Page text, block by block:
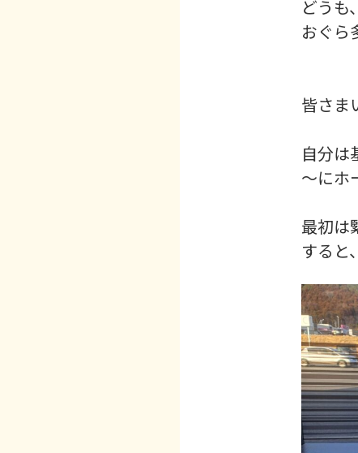
どうも
おぐら
皆さま
自分は
～にホ
最初は
すると